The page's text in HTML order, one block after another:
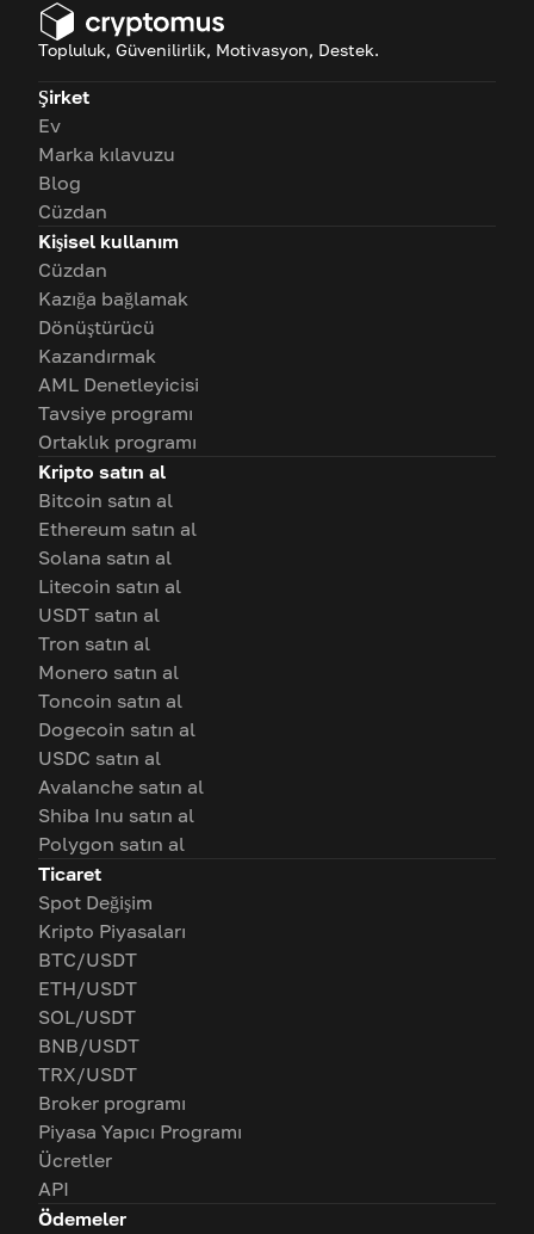
Topluluk, Güvenilirlik, Motivasyon, Destek.
Şirket
Ev
Marka kılavuzu
Blog
Cüzdan
Kişisel kullanım
Cüzdan
Kazığa bağlamak
Dönüştürücü
Kazandırmak
AML Denetleyicisi
Tavsiye programı
Ortaklık programı
Kripto satın al
Bitcoin satın al
Ethereum satın al
Solana satın al
Litecoin satın al
USDT satın al
Tron satın al
Monero satın al
Toncoin satın al
Dogecoin satın al
USDC satın al
Avalanche satın al
Shiba Inu satın al
Polygon satın al
Ticaret
Spot Değişim
Kripto Piyasaları
BTC/USDT
ETH/USDT
SOL/USDT
BNB/USDT
TRX/USDT
Broker programı
Piyasa Yapıcı Programı
Ücretler
API
Ödemeler